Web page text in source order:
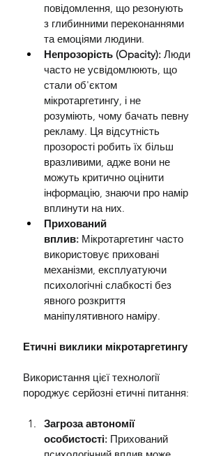
повідомлення, що резонують
з глибинними переконаннями
та емоціями людини.
Непрозорість (Opacity): Люди
часто не усвідомлюють, що
стали об'єктом
мікротаргетингу, і не
розуміють, чому бачать певну
рекламу. Ця відсутність
прозорості робить їх більш
вразливими, адже вони не
можуть критично оцінити
інформацію, знаючи про намір
вплинути на них.
Прихований
вплив: Мікротаргетинг часто
використовує приховані
механізми, експлуатуючи
психологічні слабкості без
явного розкриття
маніпулятивного наміру.
Етичні виклики мікротаргетингу
Використання цієї технології
породжує серйозні етичні питання:
Загроза автономії
особистості: Прихований